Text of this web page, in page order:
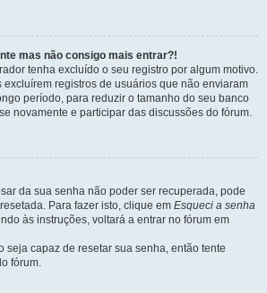
mas não consigo mais entrar?!
tenha excluído o seu registro por algum motivo.
excluírem registros de usuários que não enviaram
período, para reduzir o tamanho do seu banco
novamente e participar das discussões do fórum.
da sua senha não poder ser recuperada, pode
Para fazer isto, clique em Esqueci a senha
às instruções, voltará a entrar no fórum em
seja capaz de resetar sua senha, então tente
fórum.